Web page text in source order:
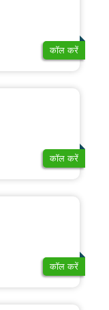
कॉल करें
कॉल करें
कॉल करें